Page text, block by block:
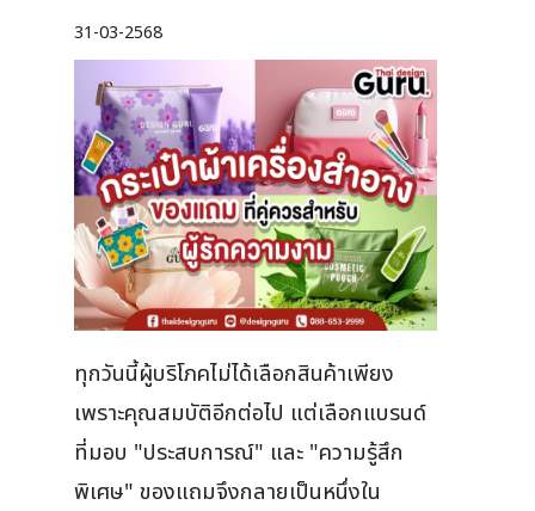
31-03-2568
ทุกวันนี้ผู้บริโภคไม่ได้เลือกสินค้าเพียง
เพราะคุณสมบัติอีกต่อไป แต่เลือกแบรนด์
ที่มอบ "ประสบการณ์" และ "ความรู้สึก
พิเศษ" ของแถมจึงกลายเป็นหนึ่งใน